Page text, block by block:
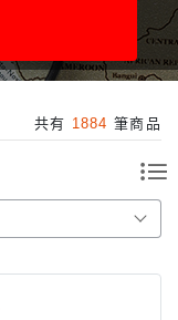
共有 1884 筆商品